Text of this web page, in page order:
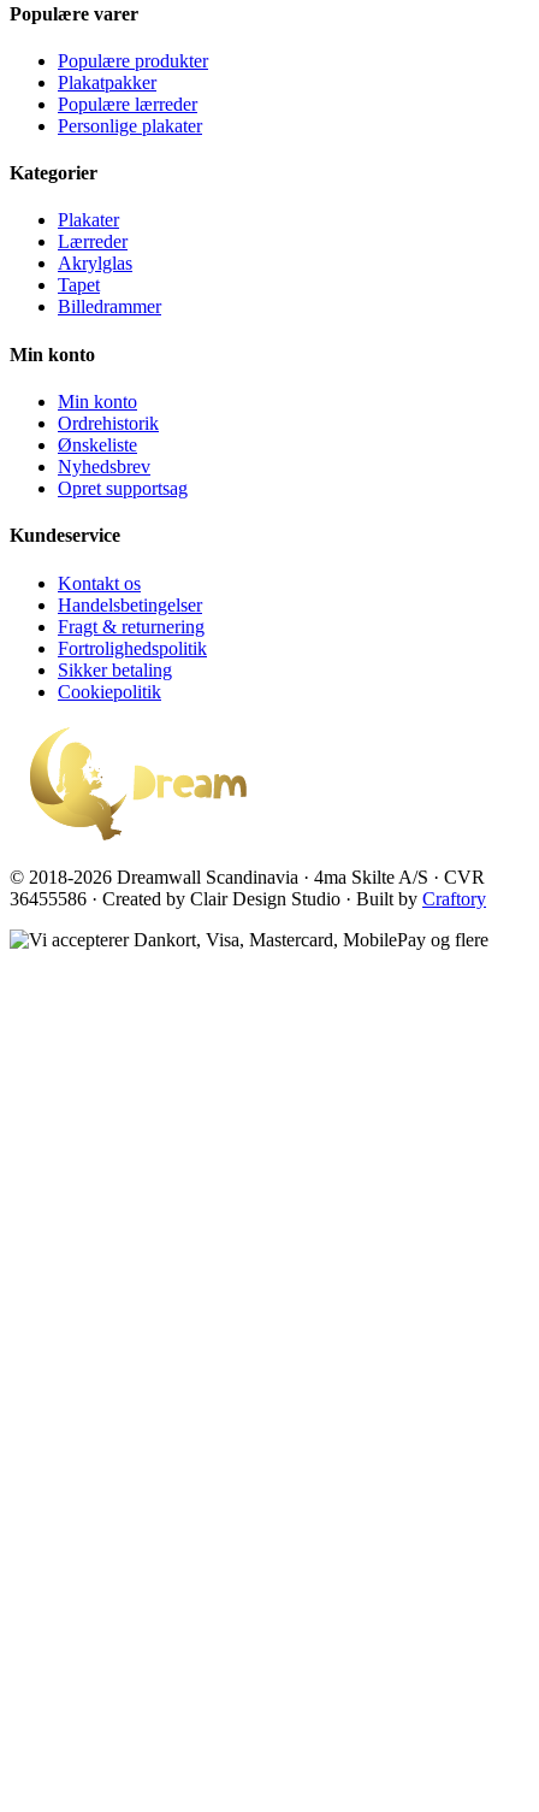
Populære varer
Populære produkter
Plakatpakker
Populære lærreder
Personlige plakater
Kategorier
Plakater
Lærreder
Akrylglas
Tapet
Billedrammer
Min konto
Min konto
Ordrehistorik
Ønskeliste
Nyhedsbrev
Opret supportsag
Kundeservice
Kontakt os
Handelsbetingelser
Fragt & returnering
Fortrolighedspolitik
Sikker betaling
Cookiepolitik
© 2018-2026 Dreamwall Scandinavia · 4ma Skilte A/S · CVR
36455586 · Created by Clair Design Studio · Built by Craftory